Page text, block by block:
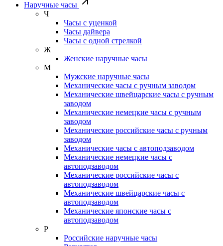
Наручные часы
Ч
Часы с уценкой
Часы дайвера
Часы с одной стрелкой
Ж
Женские наручные часы
М
Мужские наручные часы
Механические часы с ручным заводом
Механические швейцарские часы с ручным
заводом
Механические немецкие часы с ручным
заводом
Механические российские часы с ручным
заводом
Механические часы с автоподзаводом
Механические немецкие часы с
автоподзаводом
Механические российские часы с
автоподзаводом
Механические швейцарские часы с
автоподзаводом
Механические японские часы с
автоподзаводом
Р
Российские наручные часы